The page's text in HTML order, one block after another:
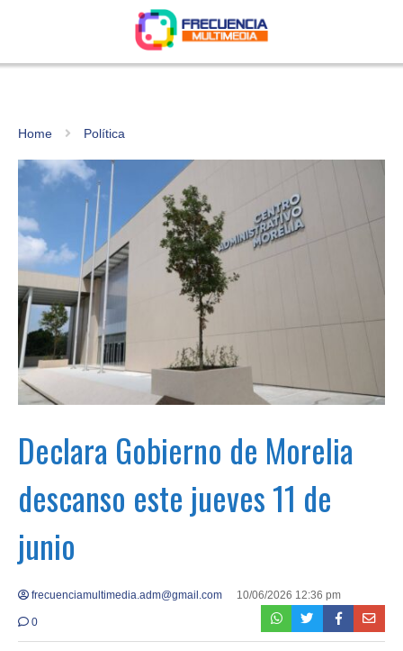
Home Política
Declara Gobierno de Morelia
descanso este jueves 11 de
junio
frecuenciamultimedia.adm@gmail.com 10/06/2026 12:36 pm
0